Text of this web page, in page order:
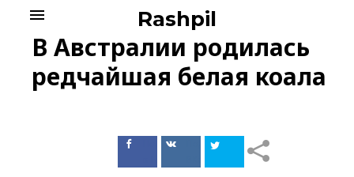
content
Rashpil
menu
В Австралии родилась
редчайшая белая коала
ПоделитьсяПоделиться